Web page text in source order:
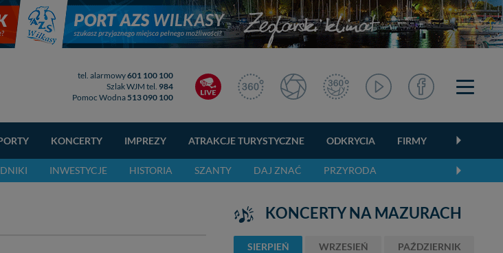
tel. alarmowy601 100 100
Szlak WJM tel. 984
Pomoc Wodna 513 090 100
KONCERTY IMPREZY ATRAKCJE TURYSTYCZNE ODKRYCIA FIRMY
INWESTYCJE HISTORIA SZANTY DAJ ZNAĆ PRZYRODA
KONCERTY NA MAZURACH
SIERPIEŃ WRZESIEŃ PAŹDZIERNIK